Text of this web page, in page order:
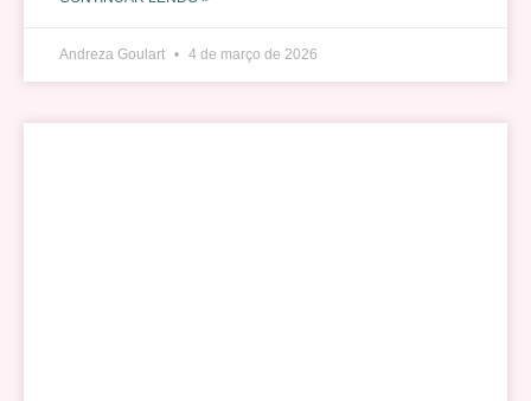
Andreza Goulart 4 de março de 2026